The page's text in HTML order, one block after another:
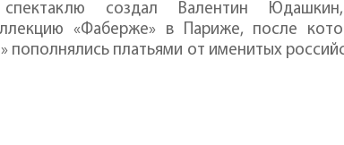
создал Валентин
«Фаберже» в Париже, после
пополнялись платьями от именитых